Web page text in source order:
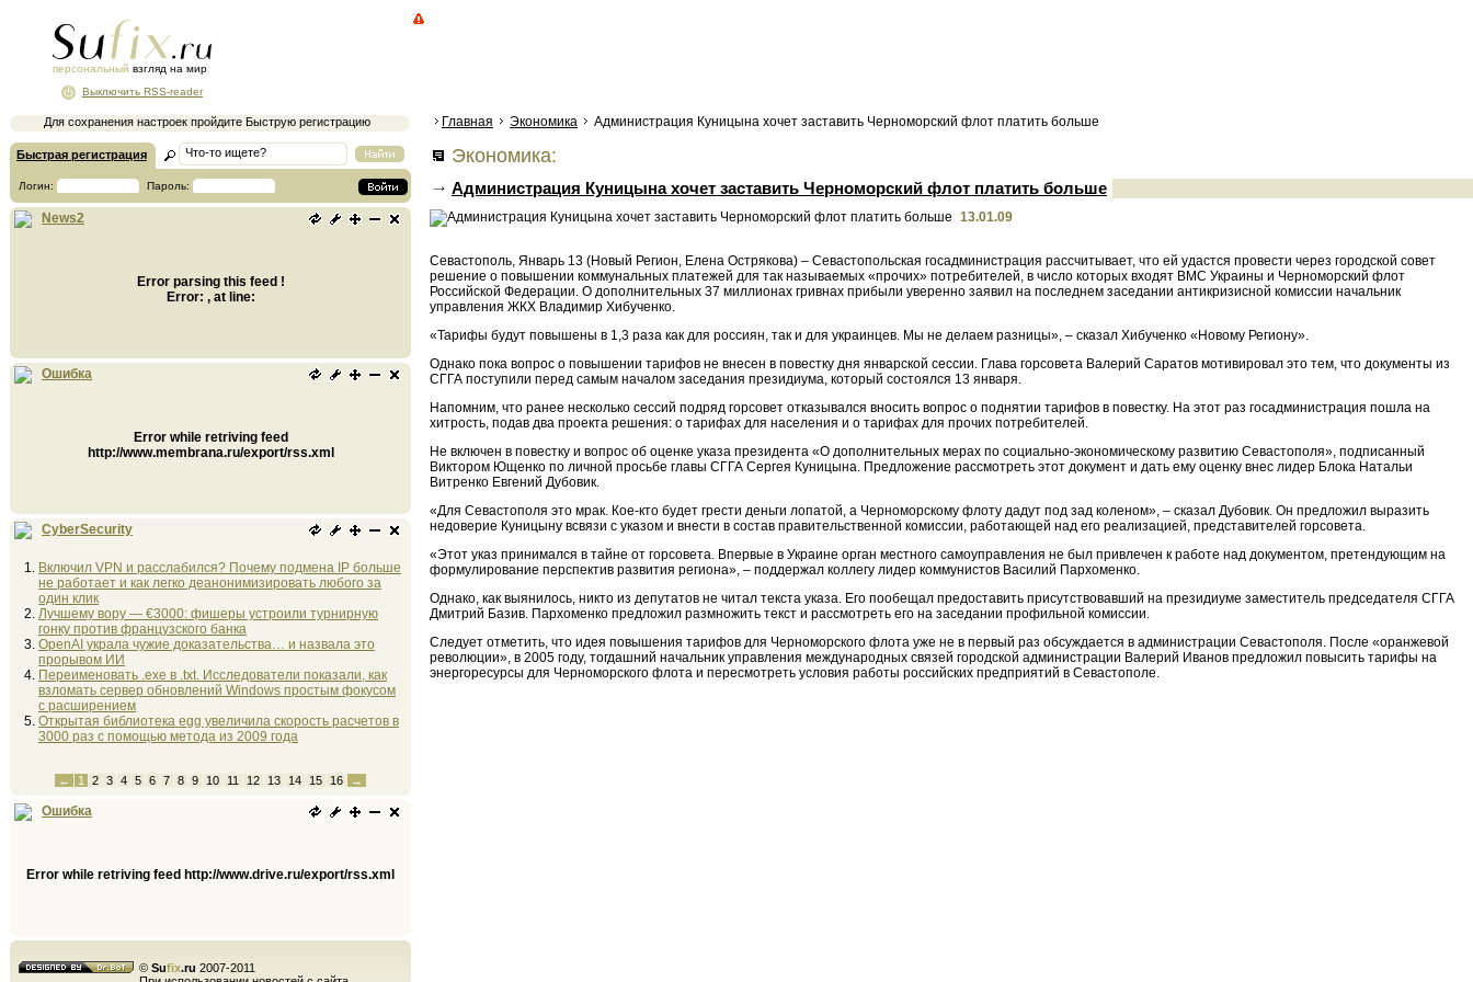
персональный взгляд на мир
Для сохранения настроек пройдите Быструю регистрацию
Выключить RSS-reader
Быстрая регистрация
Логин: Пароль:
News2
Error parsing this feed !
Error: , at line:
Ошибка
Error while retriving feed
http://www.membrana.ru/export/rss.xml
CyberSecurity
Включил VPN и расслабился? Почему подмена IP больше
не работает и как легко деанонимизировать любого за
один клик
Лучшему вору — €3000: фишеры устроили турнирную
гонку против французского банка
OpenAI украла чужие доказательства… и назвала это
прорывом ИИ
Переименовать .exe в .txt. Исследователи показали, как
взломать сервер обновлений Windows простым фокусом
с расширением
Открытая библиотека egg увеличила скорость расчетов в
3000 раз с помощью метода из 2009 года
← 1 2 3 4 5 6 7 8 9 10 11 12 13 14 15 16 →
Ошибка
Error while retriving feed http://www.drive.ru/export/rss.xml
© Sufix.ru 2007-2011
Главная Экономика Администрация Куницына хочет заставить Черноморский флот платить больше
Экономика:
Администрация Куницына хочет заставить Черноморский флот платить больше
13.01.09
Севастополь, Январь 13 (Новый Регион, Елена Острякова) – Севастопольская госадминистрация рассчитывает, что ей удастся провести через городской совет
решение о повышении коммунальных платежей для так называемых «прочих» потребителей, в число которых входят ВМС Украины и Черноморский флот
Российской Федерации. О дополнительных 37 миллионах гривнах прибыли уверенно заявил на последнем заседании антикризисной комиссии начальник
управления ЖКХ Владимир Хибученко.
«Тарифы будут повышены в 1,3 раза как для россиян, так и для украинцев. Мы не делаем разницы», – сказал Хибученко «Новому Региону».
Однако пока вопрос о повышении тарифов не внесен в повестку дня январской сессии. Глава горсовета Валерий Саратов мотивировал это тем, что документы из
СГГА поступили перед самым началом заседания президиума, который состоялся 13 января.
Напомним, что ранее несколько сессий подряд горсовет отказывался вносить вопрос о поднятии тарифов в повестку. На этот раз госадминистрация пошла на
хитрость, подав два проекта решения: о тарифах для населения и о тарифах для прочих потребителей.
Не включен в повестку и вопрос об оценке указа президента «О дополнительных мерах по социально-экономическому развитию Севастополя», подписанный
Виктором Ющенко по личной просьбе главы СГГА Сергея Куницына. Предложение рассмотреть этот документ и дать ему оценку внес лидер Блока Натальи
Витренко Евгений Дубовик.
«Для Севастополя это мрак. Кое-кто будет грести деньги лопатой, а Черноморскому флоту дадут под зад коленом», – сказал Дубовик. Он предложил выразить
недоверие Куницыну всвязи с указом и внести в состав правительственной комиссии, работающей над его реализацией, представителей горсовета.
«Этот указ принимался в тайне от горсовета. Впервые в Украине орган местного самоуправления не был привлечен к работе над документом, претендующим на
формулирование перспектив развития региона», – поддержал коллегу лидер коммунистов Василий Пархоменко.
Однако, как выянилось, никто из депутатов не читал текста указа. Его пообещал предоставить присутствовавший на президиуме заместитель председателя СГГА
Дмитрий Базив. Пархоменко предложил размножить текст и рассмотреть его на заседании профильной комиссии.
Следует отметить, что идея повышения тарифов для Черноморского флота уже не в первый раз обсуждается в администрации Севастополя. После «оранжевой
революции», в 2005 году, тогдашний начальник управления международных связей городской администрации Валерий Иванов предложил повысить тарифы на
энергоресурсы для Черноморского флота и пересмотреть условия работы российских предприятий в Севастополе.